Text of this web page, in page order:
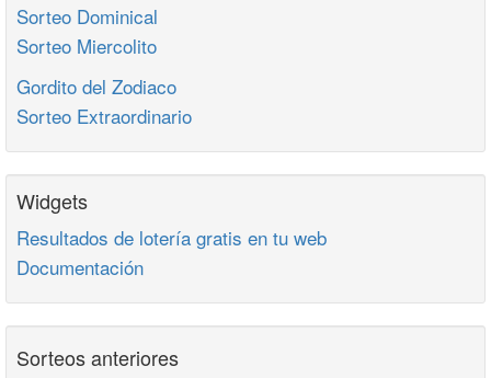
Sorteo Dominical
Sorteo Miercolito
Gordito del Zodiaco
Sorteo Extraordinario
Widgets
Resultados de lotería gratis en tu web
Documentación
Sorteos anteriores